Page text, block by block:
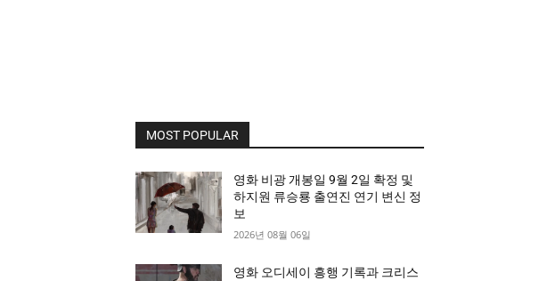
MOST POPULAR
영화 비광 개봉일 9월 2일 확정 및
하지원 류승룡 출연진 연기 변신 정
보
2026년 08월 06일
영화 오디세이 흥행 기록과 크리스